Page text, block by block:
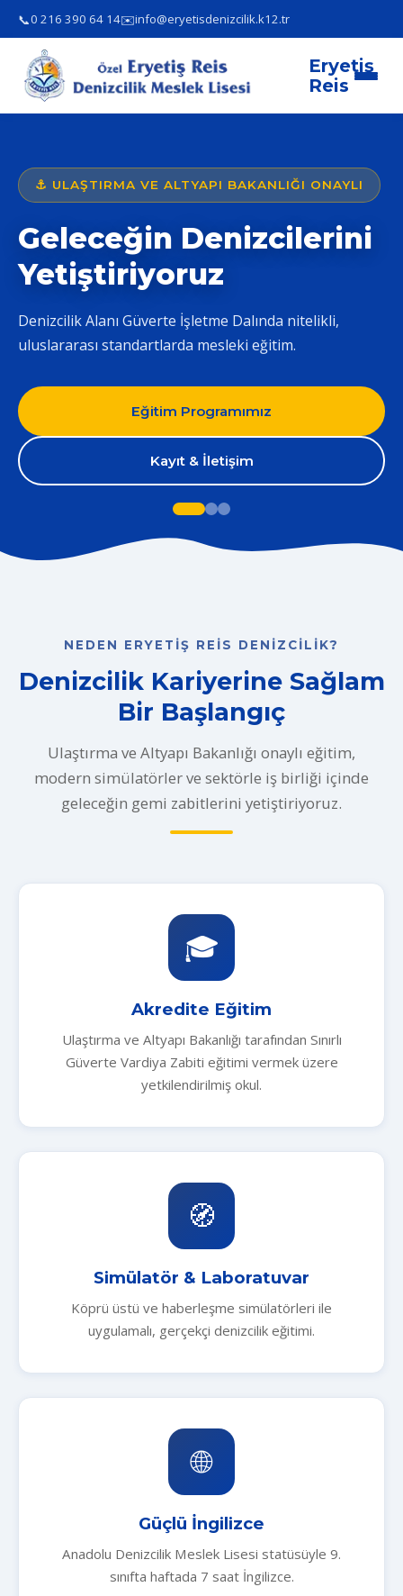
📞0 216 390 64 14✉️info@eryetisdenizcilik.k12.tr
Eryetiş
Reis
⚓ ULAŞTIRMA VE ALTYAPI BAKANLIĞI ONAYLI
Geleceğin Denizcilerini
Yetiştiriyoruz
Denizcilik Alanı Güverte İşletme Dalında nitelikli,
uluslararası standartlarda mesleki eğitim.
Eğitim Programımız
Kayıt & İletişim
NEDEN ERYETIŞ REIS DENIZCILIK?
Denizcilik Kariyerine Sağlam
Bir Başlangıç
Ulaştırma ve Altyapı Bakanlığı onaylı eğitim,
modern simülatörler ve sektörle iş birliği içinde
geleceğin gemi zabitlerini yetiştiriyoruz.
🎓
Akredite Eğitim
Ulaştırma ve Altyapı Bakanlığı tarafından Sınırlı
Güverte Vardiya Zabiti eğitimi vermek üzere
yetkilendirilmiş okul.
🧭
Simülatör & Laboratuvar
Köprü üstü ve haberleşme simülatörleri ile
uygulamalı, gerçekçi denizcilik eğitimi.
🌐
Güçlü İngilizce
Anadolu Denizcilik Meslek Lisesi statüsüyle 9.
sınıfta haftada 7 saat İngilizce.